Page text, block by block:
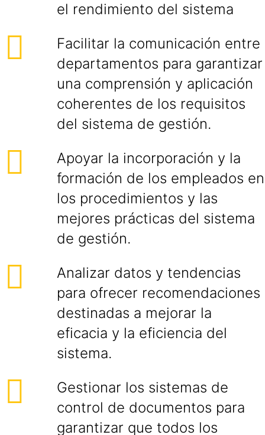
el rendimiento del sistema
Facilitar la comunicación entre
departamentos para garantizar
una comprensión y aplicación
coherentes de los requisitos
del sistema de gestión.
Apoyar la incorporación y la
formación de los empleados en
los procedimientos y las
mejores prácticas del sistema
de gestión.
Analizar datos y tendencias
para ofrecer recomendaciones
destinadas a mejorar la
eficacia y la eficiencia del
sistema.
Gestionar los sistemas de
control de documentos para
garantizar que todos los